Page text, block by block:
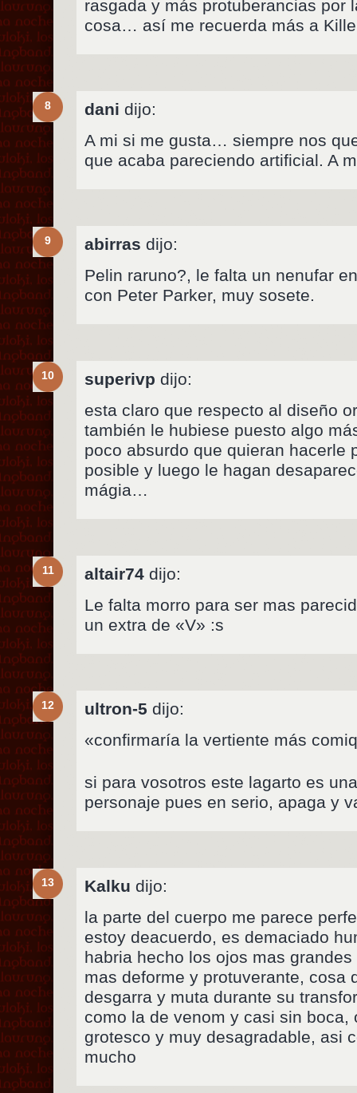
rasgada y más protuberancias por
cosa… así me recuerda más a
8 dani dijo:
A mi si me gusta… siempre nos
que acaba pareciendo artificial. A
9 abirras dijo:
Pelin raruno?, le falta un nenufar
con Peter Parker, muy sosete.
10 superivp dijo:
esta claro que respecto al diseño
también le hubiese puesto algo
poco absurdo que quieran hacerle
posible y luego le hagan
mágia…
11 altair74 dijo:
Le falta morro para ser mas
un extra de «V» :s
12 ultron-5 dijo:
«confirmaría la vertiente más
si para vosotros este lagarto es
personaje pues en serio, apaga y
13 Kalku dijo:
la parte del cuerpo me parece
estoy deacuerdo, es demaciado
habria hecho los ojos mas
mas deforme y protuverante, cosa
desgarra y muta durante su
como la de venom y casi sin boca,
grotesco y muy desagradable, asi
mucho